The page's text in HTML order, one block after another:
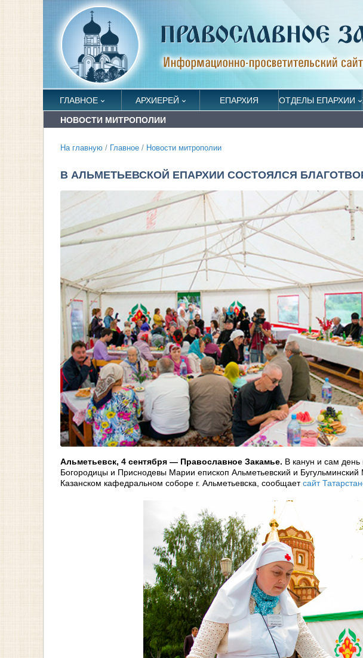
ГЛАВНОЕ АРХИЕРЕЙ ЕПАРХИЯ ОТДЕЛЫ ЕПАРХИИ
НОВОСТИ МИТРОПОЛИИ
На главную / Главное / Новости митрополии
В АЛЬМЕТЬЕВСКОЙ ЕПАРХИИ СОСТОЯЛСЯ
Альметьевск, 4 сентября — Православное Закамье. В канун и сам
Богородицы и Приснодевы Марии епископ Альметьевский и
Казанском кафедральном соборе г. Альметьевска, сообщаетсайт